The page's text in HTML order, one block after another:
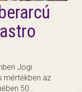
Jogi
mértékben az
50…